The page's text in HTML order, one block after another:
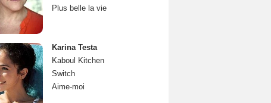
Plus belle la vie
Karina Testa
Kaboul Kitchen
Switch
Aime-moi